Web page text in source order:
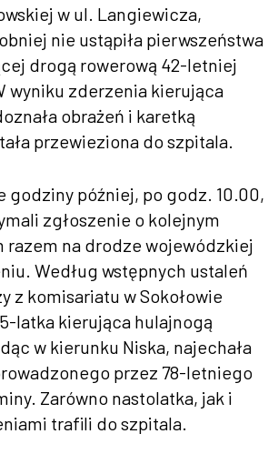
w ul. Langiewicza,
nie ustąpiła pierwszeństwa
drogą rowerową 42-letniej
wyniku zderzenia kierująca
obrażeń i karetką
przewieziona do szpitala.
godziny później, po godz. 10.00,
zgłoszenie o kolejnym
razem na drodze wojewódzkiej
Według wstępnych ustaleń
z komisariatu w Sokołowie
latka kierująca hulajnogą
w kierunku Niska, najechała
przez 78-letniego
Zarówno nastolatka, jak i
trafili do szpitala.